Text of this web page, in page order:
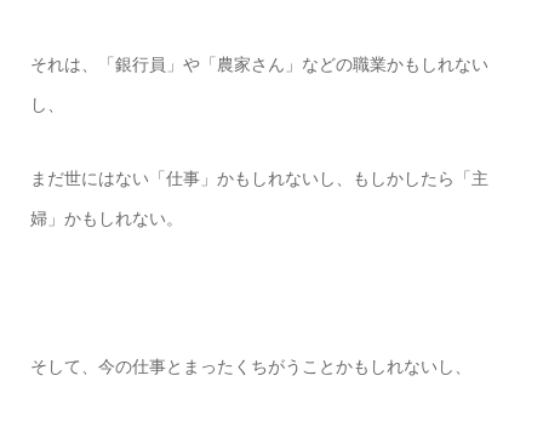
それは、「銀行員」や「農家さん」などの職業かもしれない
し、
まだ世にはない「仕事」かもしれないし、もしかしたら「主
婦」かもしれない。
そして、今の仕事とまったくちがうことかもしれないし、